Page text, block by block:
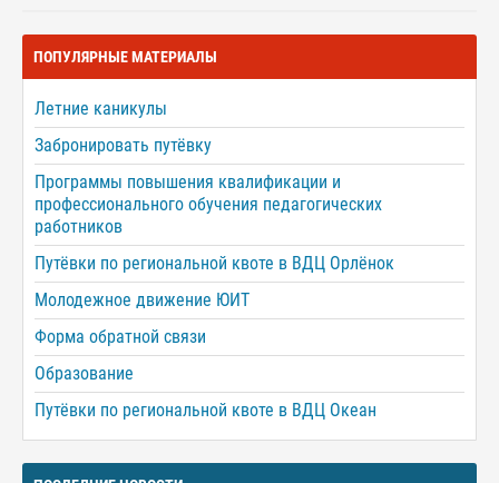
ПОПУЛЯРНЫЕ МАТЕРИАЛЫ
Летние каникулы
Забронировать путёвку
Программы повышения квалификации и
профессионального обучения педагогических
работников
Путёвки по региональной квоте в ВДЦ Орлёнок
Молодежное движение ЮИТ
Форма обратной связи
Образование
Путёвки по региональной квоте в ВДЦ Океан